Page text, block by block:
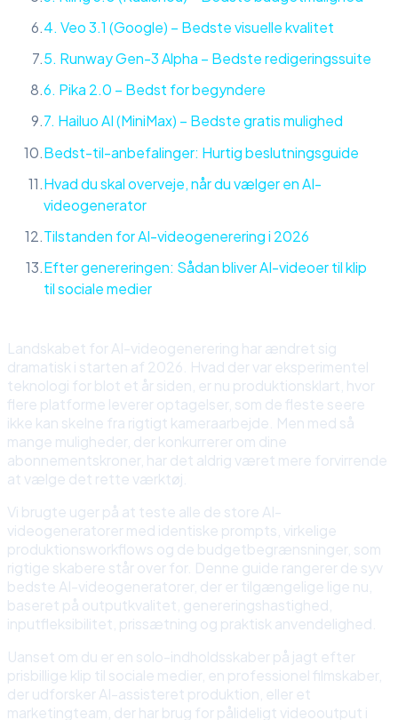
4. Veo 3.1 (Google) – Bedste visuelle kvalitet
5. Runway Gen-3 Alpha – Bedste redigeringssuite
6. Pika 2.0 – Bedst for begyndere
7. Hailuo AI (MiniMax) – Bedste gratis mulighed
Bedst-til-anbefalinger: Hurtig beslutningsguide
Hvad du skal overveje, når du vælger en AI-
videogenerator
Tilstanden for AI-videogenerering i 2026
Efter genereringen: Sådan bliver AI-videoer til klip
til sociale medier
Landskabet for AI-videogenerering har ændret sig
dramatisk i starten af 2026. Hvad der var eksperimentel
teknologi for blot et år siden, er nu produktionsklart, hvor
flere platforme leverer optagelser, som de fleste seere
ikke kan skelne fra rigtigt kameraarbejde. Men med så
mange muligheder, der konkurrerer om dine
abonnementskroner, har det aldrig været mere forvirrende
at vælge det rette værktøj.
Vi brugte uger på at teste alle de store AI-
videogeneratorer med identiske prompts, virkelige
produktionsworkflows og de budgetbegrænsninger, som
rigtige skabere står over for. Denne guide rangerer de syv
bedste AI-videogeneratorer, der er tilgængelige lige nu,
baseret på outputkvalitet, genereringshastighed,
inputfleksibilitet, prissætning og praktisk anvendelighed.
Uanset om du er en solo-indholdsskaber på jagt efter
prisbillige klip til sociale medier, en professionel filmskaber,
der udforsker AI-assisteret produktion, eller et
marketingteam, der har brug for pålideligt videooutput i